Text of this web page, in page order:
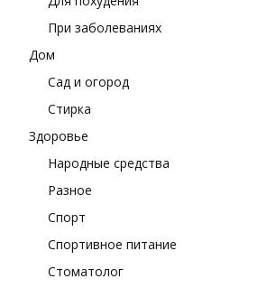
При заболеваниях
Дом
Сад и огород
Стирка
Здоровье
Народные средства
Разное
Спорт
Спортивное питание
Стоматолог